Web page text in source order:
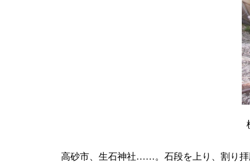
高砂市、生石神社……。石段を上り、割り拝